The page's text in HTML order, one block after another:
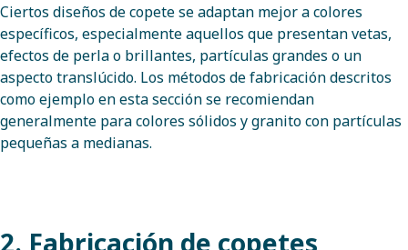
Ciertos diseños de copete se adaptan mejor a colores
específicos, especialmente aquellos que presentan vetas,
efectos de perla o brillantes, partículas grandes o un
aspecto translúcido. Los métodos de fabricación descritos
como ejemplo en esta sección se recomiendan
generalmente para colores sólidos y granito con partículas
pequeñas a medianas.
2. Fabricación de copetes